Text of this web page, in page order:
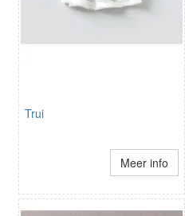
Trui
Meer info